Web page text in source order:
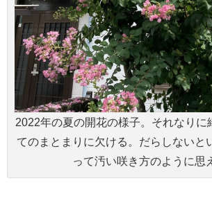
2022年の夏の開花の様子。それなりに
てのまとまりに欠ける。だらしないと
って汚い咲き方のように思